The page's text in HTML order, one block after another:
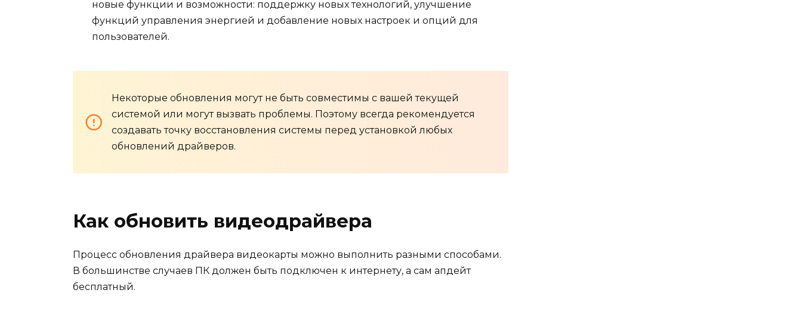
новые функции и возможности: поддержку новых технологий, улучшение
функций управления энергией и добавление новых настроек и опций для
пользователей.
Некоторые обновления могут не быть совместимы с вашей текущей
системой или могут вызвать проблемы. Поэтому всегда рекомендуется
создавать точку восстановления системы перед установкой любых
обновлений драйверов.
Как обновить видеодрайвера
Процесс обновления драйвера видеокарты можно выполнить разными способами.
В большинстве случаев ПК должен быть подключен к интернету, а сам апдейт
бесплатный.